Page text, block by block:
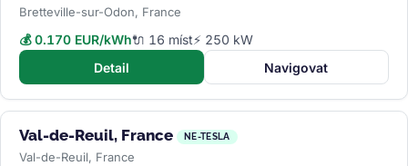
Bretteville-sur-Odon, France
💰 0.170 EUR/kWh🔌 16 míst⚡ 250 kW
Detail
Navigovat
Val-de-Reuil, France NE-TESLA
Val-de-Reuil, France